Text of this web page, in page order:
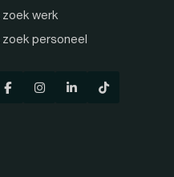
zoek werk
zoek personeel